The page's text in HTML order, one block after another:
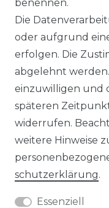
Unsere
Wir
benennen.
Die
oder aufgrund
erfolgen. Die
abgelehnt
einzuwilligen und
späteren
widerrufen.
weitere Hinweise
schutz­erklärung.
Essenziell